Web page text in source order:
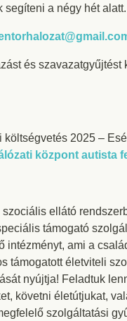
segíteni a négy hét
és szavazatgyűjtést
költségvetés 2025 –
központ autista
ellátó
támogató
intézményt, ami a
támogatott életviteli
nyújtja! Feladtuk
követni életútjukat,
szolgáltatási